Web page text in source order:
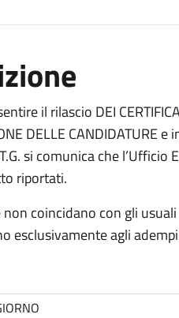
il rilascio DEI
DELLE
si comunica che
riportati.
non coincidano con gli
esclusivamente agli